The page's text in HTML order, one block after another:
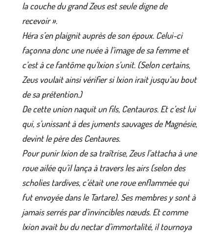
la couche du grand Zeus est seule digne de
recevoir ».
Héra s’en plaignit auprès de son époux. Celui-ci
façonna donc une nuée à l’image de sa femme et
c’est à ce fantôme qu’Ixion s’unit. (Selon certains,
Zeus voulait ainsi vérifier si Ixion irait jusqu’au bout
de sa prétention.)
De cette union naquit un fils, Centauros. Et c’est lui
qui, s’unissant à des juments sauvages de Magnésie,
devint le père des Centaures.
Pour punir Ixion de sa traîtrise, Zeus l’attacha à une
roue ailée qu’il lança à travers les airs (selon des
scholies tardives, c’était une roue enflammée qui
fut envoyée dans le Tartare). Ses membres y sont à
jamais serrés par d’invincibles nœuds. Et comme
Ixion avait bu du nectar d’immortalité, il tournoya